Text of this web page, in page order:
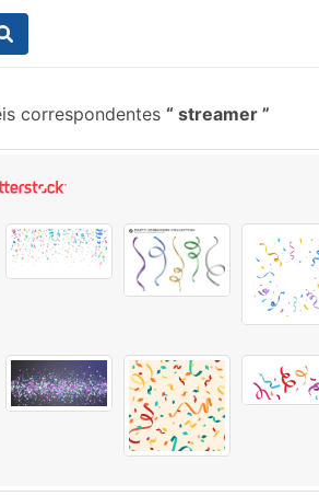
correspondentes streamer